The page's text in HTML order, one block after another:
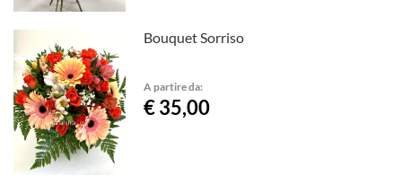
Bouquet Sorriso
A partire da:
€ 35,00